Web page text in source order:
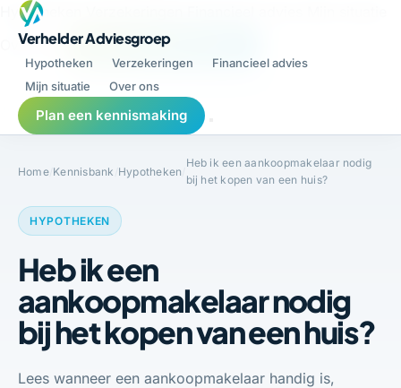
Verhelder Adviesgroep
Hypotheken Verzekeringen
Financieel advies
Mijn situatie
Over ons
Plan een kennismaking
Hypotheken
Over ons
Plan een kennismaking
Home/ Kennisbank Hypotheken
Heb ik een aankoopmakelaar nodig
bij het kopen van een huis?
HYPOTHEKEN
Heb ik een
aankoopmakelaar nodig
bij het kopen van een huis?
Lees wanneer een aankoopmakelaar handig is,